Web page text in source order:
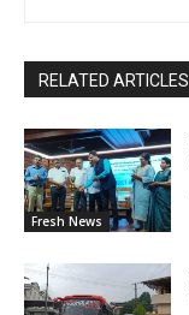
RELATED ARTICLES
Fresh News